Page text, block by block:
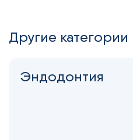
Другие категории
Эндодонтия